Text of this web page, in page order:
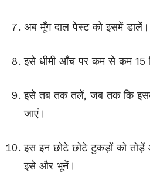
अब मूँग दाल पेस्ट को इसमें डालें।
इसे धीमी आँच पर कम से कम 15
इसे तब तक तलें, जब तक कि
जाएं।
इस इन छोटे छोटे टुकड़ों को तोड़ें
इसे और भूनें।